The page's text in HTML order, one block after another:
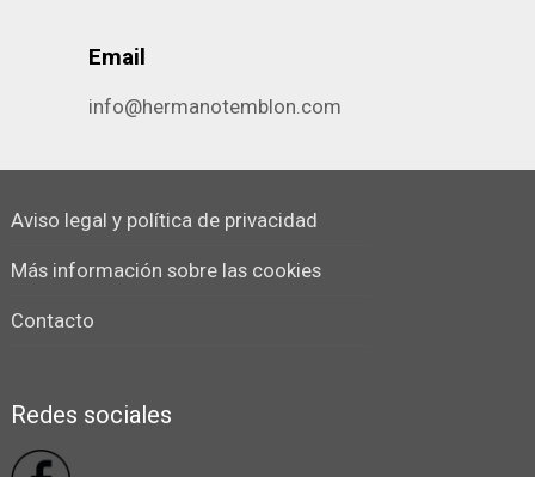
Email
info@hermanotemblon.com
Aviso legal y política de privacidad
Más información sobre las cookies
Contacto
Redes sociales